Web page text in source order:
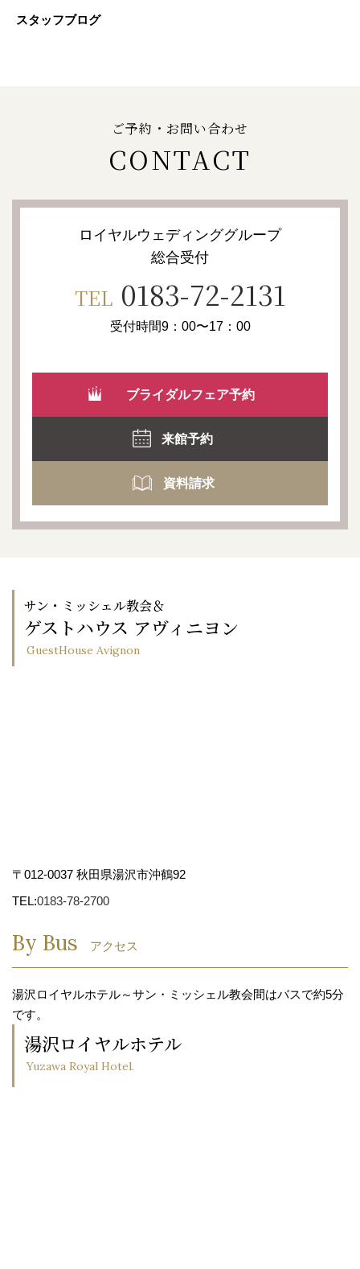
スタッフブログ
ご予約・お問い合わせ
CONTACT
ロイヤルウェディンググループ
総合受付
TEL 0183-72-2131
受付時間9：00〜17：00
ブライダルフェア予約
来館予約
資料請求
サン・ミッシェル教会＆
ゲストハウス アヴィニヨン
GuestHouse Avignon
〒012-0037 秋田県湯沢市沖鶴92
TEL:0183-78-2700
By Bus アクセス
湯沢ロイヤルホテル～サン・ミッシェル教会間はバスで約5分
です。
湯沢ロイヤルホテル
Yuzawa Royal Hotel.